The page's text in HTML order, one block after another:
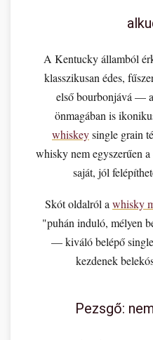
A Kentucky államból
klasszikusan édes,
első bourbonjává —
önmagában is
whiskeysingle grain
whisky nem egyszerűen
saját, jól
Skót oldalról a whisky
"puhán induló, mélyen
— kiváló belépő
kezdenek
Pezsgő: